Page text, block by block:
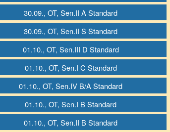
30.09., OT, Sen.II A Standard
30.09., OT, Sen.II S Standard
01.10., OT, Sen.III D Standard
01.10., OT, Sen.I C Standard
01.10., OT, Sen.IV B/A Standard
01.10., OT, Sen.I B Standard
01.10., OT, Sen.II B Standard